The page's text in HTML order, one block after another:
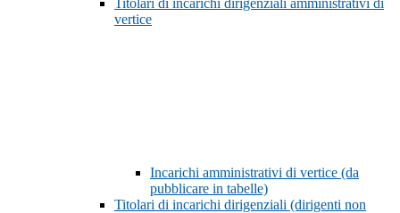
Titolari di incarichi dirigenziali amministrativi di
vertice
Incarichi amministrativi di vertice (da
pubblicare in tabelle)
Titolari di incarichi dirigenziali (dirigenti non